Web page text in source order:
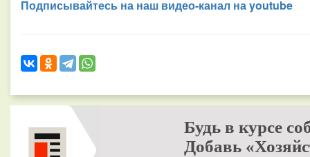
Подписывайтесь на наш видео-канал на youtube
Будь в курсе
Добавь